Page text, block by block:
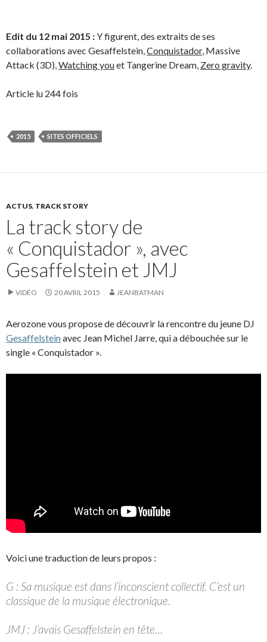
Edit du 12 mai 2015 :Y figurent, des extraits de ses
collaborations avec Gesaffelstein,Conquistador, Massive
Attack (3D),Watching youet Tangerine Dream, Zero gravity.
Article lu 244 fois
2015 SITES OFFICIELS
ACTUS, TRACK STORY
La track story de
« Conquistador », avec
Gesaffelstein et JMJ
VIDÉO 20 AVRIL 2015 JEANBATMAN
Aerozone vous propose de découvrir la rencontre du jeune DJ
Gesaffelsteinavec Jean Michel Jarre, qui a débouchée sur le
single « Conquistador ».
Voici une traduction de leurs propos :
G : Sa musique est dans l’inconscient collectif. C’est un
classique de la musique électronique.
JMJ : J’avais Gesaffelstein en tête…